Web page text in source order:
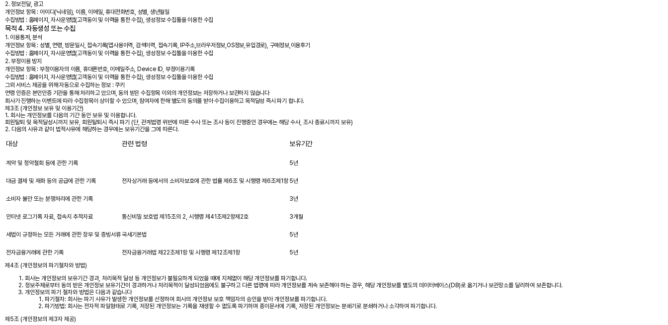
2. 정보전달, 광고
개인정보 항목 : 아이디(닉네임), 이름, 이메일, 휴대전화번호, 성별, 생년월일
수집방법 : 홈페이지, 자사운영앱(고객동이 및 이력을 통한 수집), 생성정보 수집툴을 이용한 수집
목적 4. 자동생성 또는 수집
1. 이용통계, 분석
개인정보 항목 : 성별, 연령, 방문일시, 접속기록(앱사용이력, 검색이력, 접속기록, IP주소,브라우저정보,OS정보,유입경로), 구매정보,이용후기
수집방법 : 홈페이지, 자사운영앱(고객동이 및 이력을 통한 수집), 생성정보 수집툴을 이용한 수집
2. 부정이용 방지
개인정보 항목 : 부정이용자의 이름, 휴대폰번호, 이메일주소, Device ID, 부정이용기록
수집방법 : 홈페이지, 자사운영앱(고객동이 및 이력을 통한 수집), 생성정보 수집툴을 이용한 수집
그외 서비스 제공을 위해 자동으로 수집하는 정보 : 쿠키
연령 인증은 본인인증 기관을 통해 처리하고 있으며, 동의 받은 수집항목 이외의 개인정보는 저장하거나 보관하지 않습니다
회사가 진행하는 이벤트에 따라 수집항목이 상이할 수 있으며, 참여자에 한해 별도의 동의를 받아 수집이용하고 목적달성 즉시 파기 합니다.
제3조 (개인정보 보유 및 이용기간)
1. 회사는 개인정보를 다음의 기간 동안 보유 및 이용합니다.
회원탈퇴 및 목적달성시까지 보유, 회원탈퇴시 즉시 파기 (단, 관계법령 위반에 따른 수사 또는 조사 등이 진행중인 경우에는 해당 수사, 조사 종료시까지 보유)
2. 다음의 사유과 같이 법적사유에 해당하는 경우에는 보유기간을 그에 따른다.
대상 관련 법령 보유기간
계약 및 청약철회 등에 관한 기록
전자상거래 등에서의 소비자보호에 관한 법률 제6조 및 시행령 제6조제1항
5년
대금 결제 및 재화 등의 공급에 관한 기록 5년
소비자 불만 또는 분쟁처리에 관한 기록 3년
인터넷 로그기록 자료, 접속지 추적자료 통신비밀 보호법 제15조의 2, 시행령 제41조제2항제2호 3개월
세법이 규정하는 모든 거래에 관한 장부 및 증빙서류국세기본법 5년
전자금융거래에 관한 기록 전자금융거래법 제22조제1항 및 시행령 제12조제1항
5년
제4조 (개인정보의 파기절차와 방법)
회사는 개인정보의 보유기간 경과, 처리목적 달성 등 개인정보가 불필요하게 되었을 때에 지체없이 해당 개인정보를 파기합니다.
정보주체로부터 동의 받은 개인정보 보유기간이 경과하거나 처리목적이 달성되었음에도 불구하고 다른 법령에 따라 개인정보를 계속 보존해야 하는 경우, 해당 개인정보를 별도의 데이터베이스(DB)로 옮기거나 보관장소를 달리하여 보존합니다.
개인정보의 파기 절차와 방법은 다음과 같습니다
파기절차: 회사는 파기 사유가 발생한 개인정보를 선정하여 회사의 개인정보 보호 책임자의 승인을 받아 개인정보를 파기합니다.
파기방법: 회사는 전자적 파일형태로 기록, 저장된 개인정보는 기록을 재생할 수 없도록 파기하며 종이문서에 기록, 저장된 개인정보는 분쇄기로 분쇄하거나 소각하여 파기합니다.
제5조 (개인정보의 제3자 제공)